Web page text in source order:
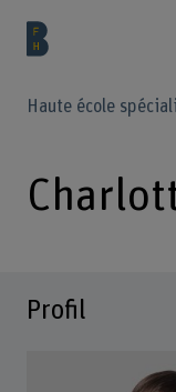
Haute école
Profil